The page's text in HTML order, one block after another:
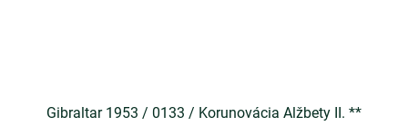
Gibraltar 1953 / 0133 / Korunovácia Alžbety II. **